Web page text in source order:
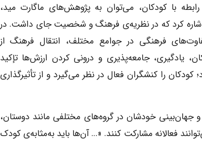
با کودکان، می‌توان به پژوهش‌های ماگارت مید،
۱۹۴۰-۵۰ ، اشاره کرد که در نظریه‌ی فرهنگ و شخصیت جای داشت. در
فرهنگی در جوامع مختلف، انتقال فرهنگ از
یادگیری، جامعه‌پذیری و درونی کردن ارزش‌ها تإکید
را کنشگران فعال در نظر می‌گیرد و از تأثیرگذاری
جهان‌بینی خودشان در گروه‌های مختلفی مانند دوستان،
فعالانه مشارکت کنند. «… آن‌ها باید به‌مثابه‌ی کودک